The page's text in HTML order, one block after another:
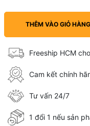
THÊM VÀO GIỎ HÀNG
Freeship HCM
Cam kết chính
Tư vấn 24/7
1 đổi 1 nếu sản